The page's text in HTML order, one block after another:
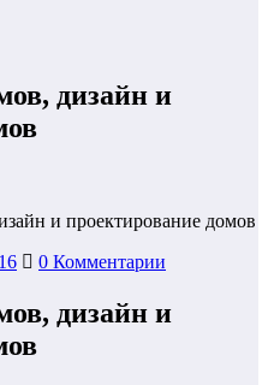
дизайн и
и проектирование домов
0 Комментарии
дизайн и